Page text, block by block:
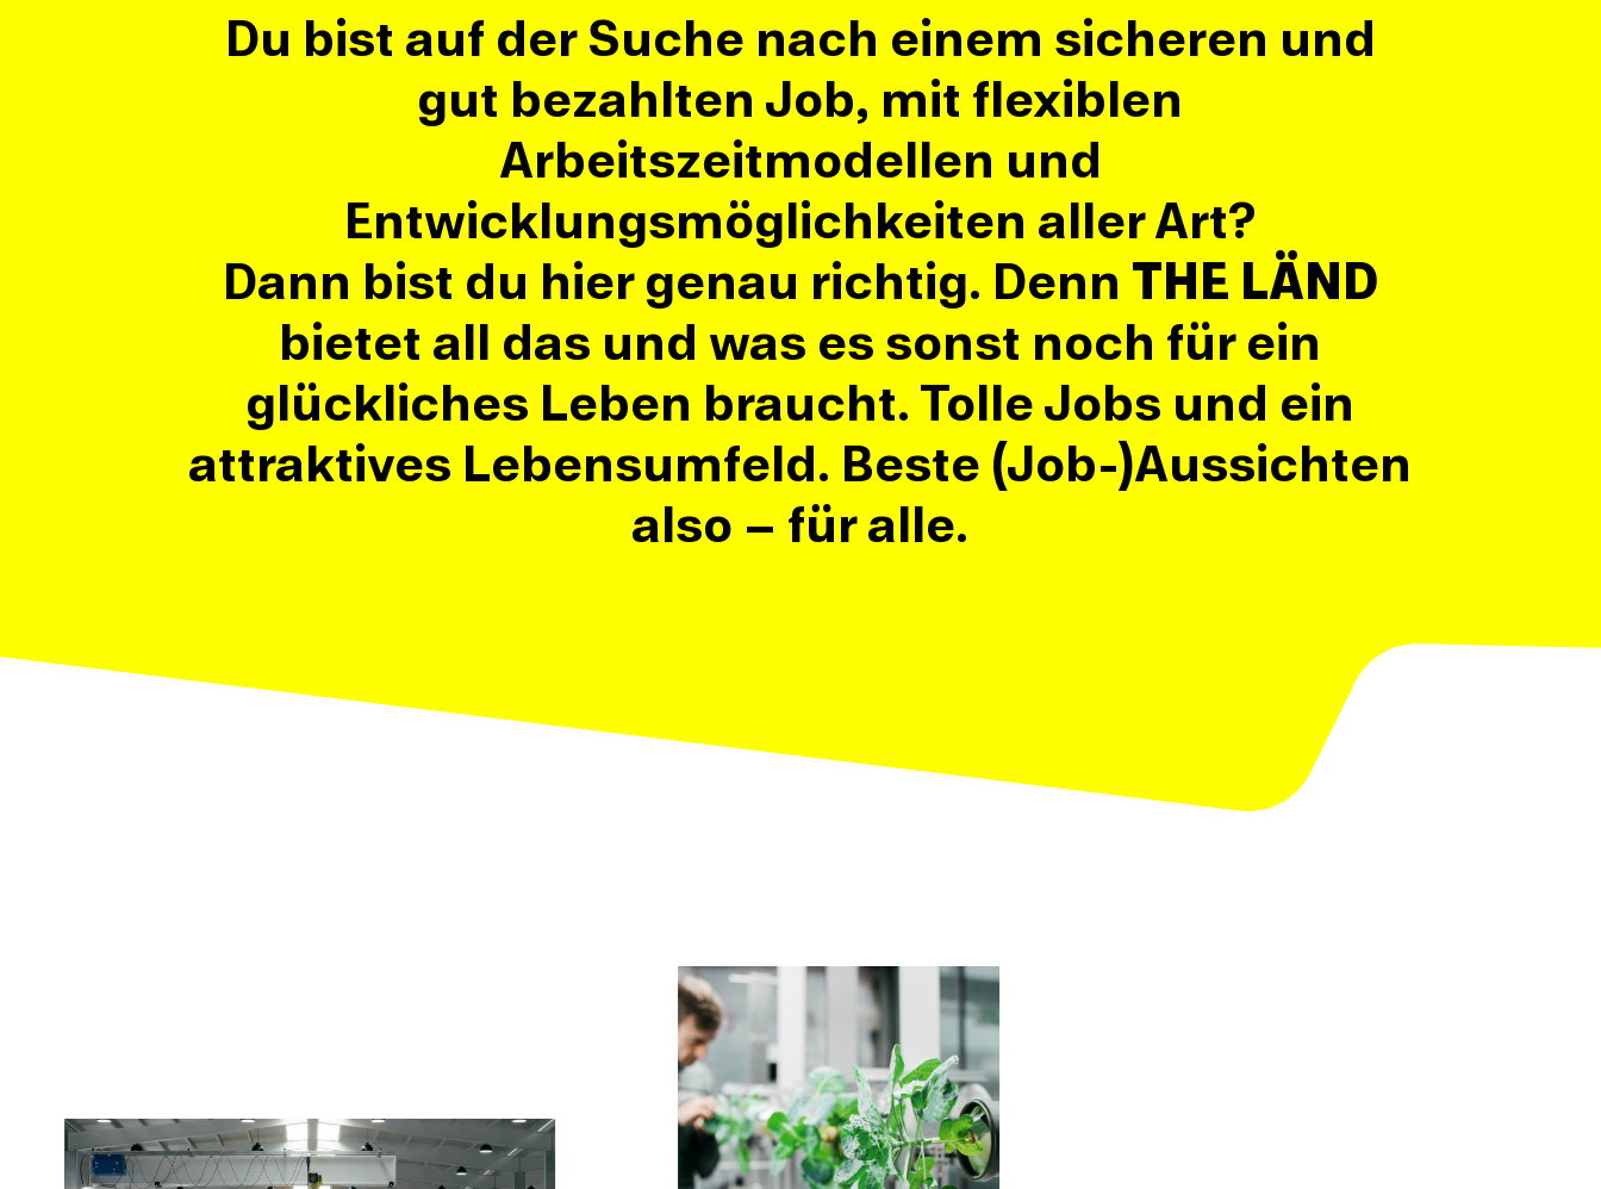
Du bist auf der Suche nach einem sicheren und
gut bezahlten Job, mit flexiblen
Arbeitszeitmodellen und
Entwicklungsmöglichkeiten aller Art?
Dann bist du hier genau richtig. Denn THE LÄND
bietet all das und was es sonst noch für ein
glückliches Leben braucht. Tolle Jobs und ein
attraktives Lebensumfeld. Beste (Job-)Aussichten
also – für alle.